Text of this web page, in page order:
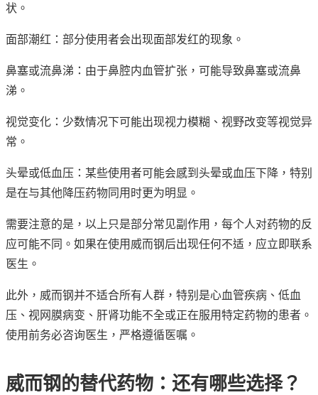
状。
面部潮红：部分使用者会出现面部发红的现象。
鼻塞或流鼻涕：由于鼻腔内血管扩张，可能导致鼻塞或流鼻
涕。
视觉变化：少数情况下可能出现视力模糊、视野改变等视觉异
常。
头晕或低血压：某些使用者可能会感到头晕或血压下降，特别
是在与其他降压药物同用时更为明显。
需要注意的是，以上只是部分常见副作用，每个人对药物的反
应可能不同。如果在使用威而钢后出现任何不适，应立即联系
医生。
此外，威而钢并不适合所有人群，特别是心血管疾病、低血
压、视网膜病变、肝肾功能不全或正在服用特定药物的患者。
使用前务必咨询医生，严格遵循医嘱。
威而钢的替代药物：还有哪些选择？